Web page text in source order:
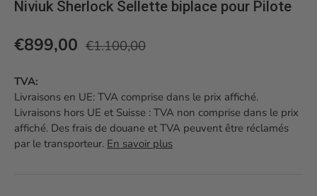
Niviuk Sherlock Sellette biplace pour Pilote
Prix soldé
€899,00 Prix habituel
€1.100,00
TVA:
Livraisons en UE: TVA comprise dans le prix affiché.
Livraisons hors UE et Suisse : TVA non comprise dans le prix
affiché. Des frais de douane et TVA peuvent être réclamés
par le transporteur. En savoir plus